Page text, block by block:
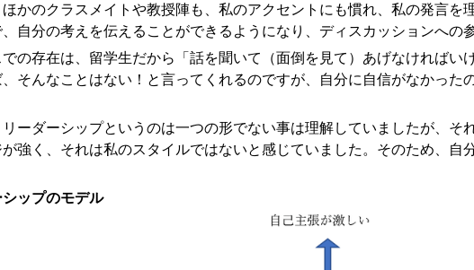
かのクラスメイトや教授陣も、私のアクセントにも慣れ、私の発言
自分の考えを伝えることができるようになり、ディスカッションへの
の存在は、留学生だから「話を聞いて（面倒を見て）あげなければ
そんなことはない！と言ってくれるのですが、自分に自信がなかった
ーダーシップというのは一つの形でない事は理解していましたが、
強く、それは私のスタイルではないと感じていました。そのため、
ップのモデル